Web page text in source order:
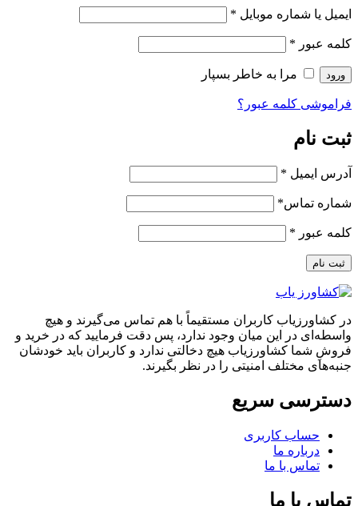
ایمیل یا شماره موبایل *
کلمه عبور *
ورود مرا به خاطر بسپار
فراموشی کلمه عبور؟
ثبت نام
آدرس ایمیل *
شماره تماس*
کلمه عبور *
ثبت نام
در كشاورزياب کاربران مستقیماً با هم تماس می‌گیرند و هیچ
واسطه‌ای در این میان وجود ندارد، پس دقت فرمایید که در خرید و
فروشِ شما كشاورزياب هیچ دخالتی ندارد و کاربران باید خودشان
جنبه‌های مختلف امنیتی را در نظر بگیرند.
دسترسی سریع
حساب کاربری
درباره ما
تماس با ما
تماس با ما